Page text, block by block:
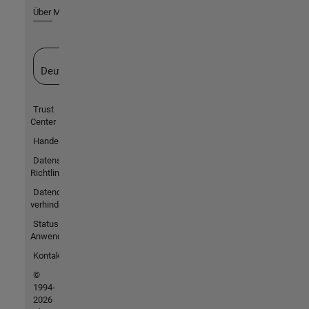
Über MathWorks
Deutschland
Trust
Center
Handelsmarken
Datenschutz-
Richtlinien
Datendiebstahl
verhindern
Status von
Anwendungen
Kontakt
©
1994-
2026